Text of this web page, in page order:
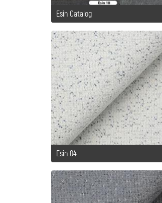
Esin Catalog
Esin 04